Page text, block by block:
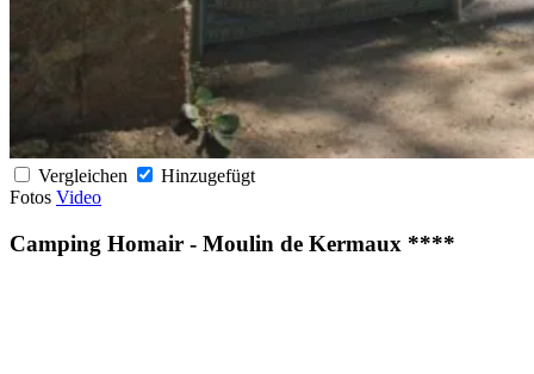
Vergleichen
Hinzugefügt
Fotos Video
Camping Homair - Moulin de Kermaux ****